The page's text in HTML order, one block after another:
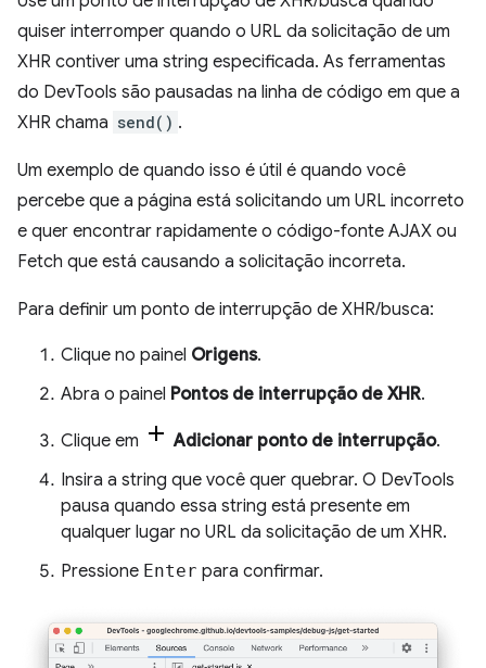
quiser interromper quando o URL da solicitação de um
XHR contiver uma string especificada. As ferramentas
do DevTools são pausadas na linha de código em que a
XHR chama send() .
Um exemplo de quando isso é útil é quando você
percebe que a página está solicitando um URL incorreto
e quer encontrar rapidamente o código-fonte AJAX ou
Fetch que está causando a solicitação incorreta.
Para definir um ponto de interrupção de XHR/busca:
Clique no painel Origens.
Abra o painel Pontos de interrupção de XHR.
Clique em Adicionar ponto de interrupção.
Insira a string que você quer quebrar. O DevTools
pausa quando essa string está presente em
qualquer lugar no URL da solicitação de um XHR.
Pressione Enter para confirmar.